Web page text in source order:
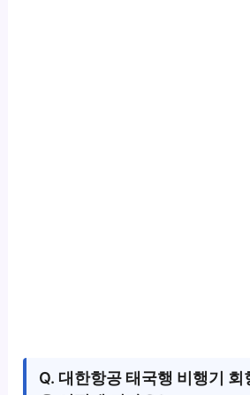
Q. 대한항공 태국행 비행기 회